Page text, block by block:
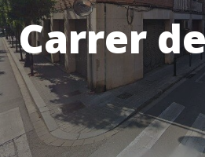
Carrer